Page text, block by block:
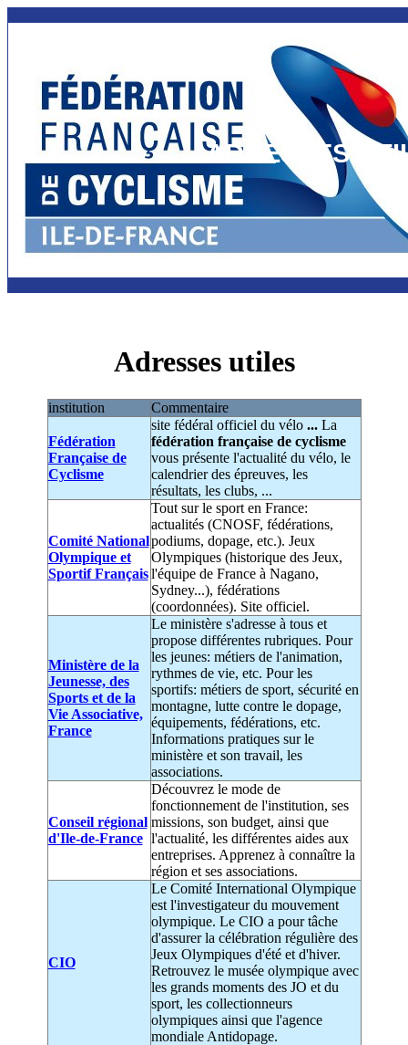
ADRESSES
Adresses utiles
institution Commentaire
Fédération
Française de
Cyclisme
site fédéral officiel du vélo ...La
fédération française de cyclisme
vous présente l'actualité du vélo, le
calendrier des épreuves, les
résultats, les clubs, ...
Comité National
Olympique et
Sportif Français
Tout sur le sport en France:
actualités (CNOSF, fédérations,
podiums, dopage, etc.). Jeux
Olympiques (historique des Jeux,
l'équipe de France à Nagano,
Sydney...), fédérations
(coordonnées). Site officiel.
Ministère de la
Jeunesse, des
Sports et de la
Vie Associative,
France
Le ministère s'adresse à tous et
propose différentes rubriques. Pour
les jeunes: métiers de l'animation,
rythmes de vie, etc. Pour les
sportifs: métiers de sport, sécurité en
montagne, lutte contre le dopage,
équipements, fédérations, etc.
Informations pratiques sur le
ministère et son travail, les
associations.
Conseil régional
d'Ile-de-France
Découvrez le mode de
fonctionnement de l'institution, ses
missions, son budget, ainsi que
l'actualité, les différentes aides aux
entreprises. Apprenez à connaître la
région et ses associations.
CIO
Le Comité International Olympique
est l'investigateur du mouvement
olympique. Le CIO a pour tâche
d'assurer la célébration régulière des
Jeux Olympiques d'été et d'hiver.
Retrouvez le musée olympique avec
les grands moments des JO et du
sport, les collectionneurs
olympiques ainsi que l'agence
mondiale Antidopage.